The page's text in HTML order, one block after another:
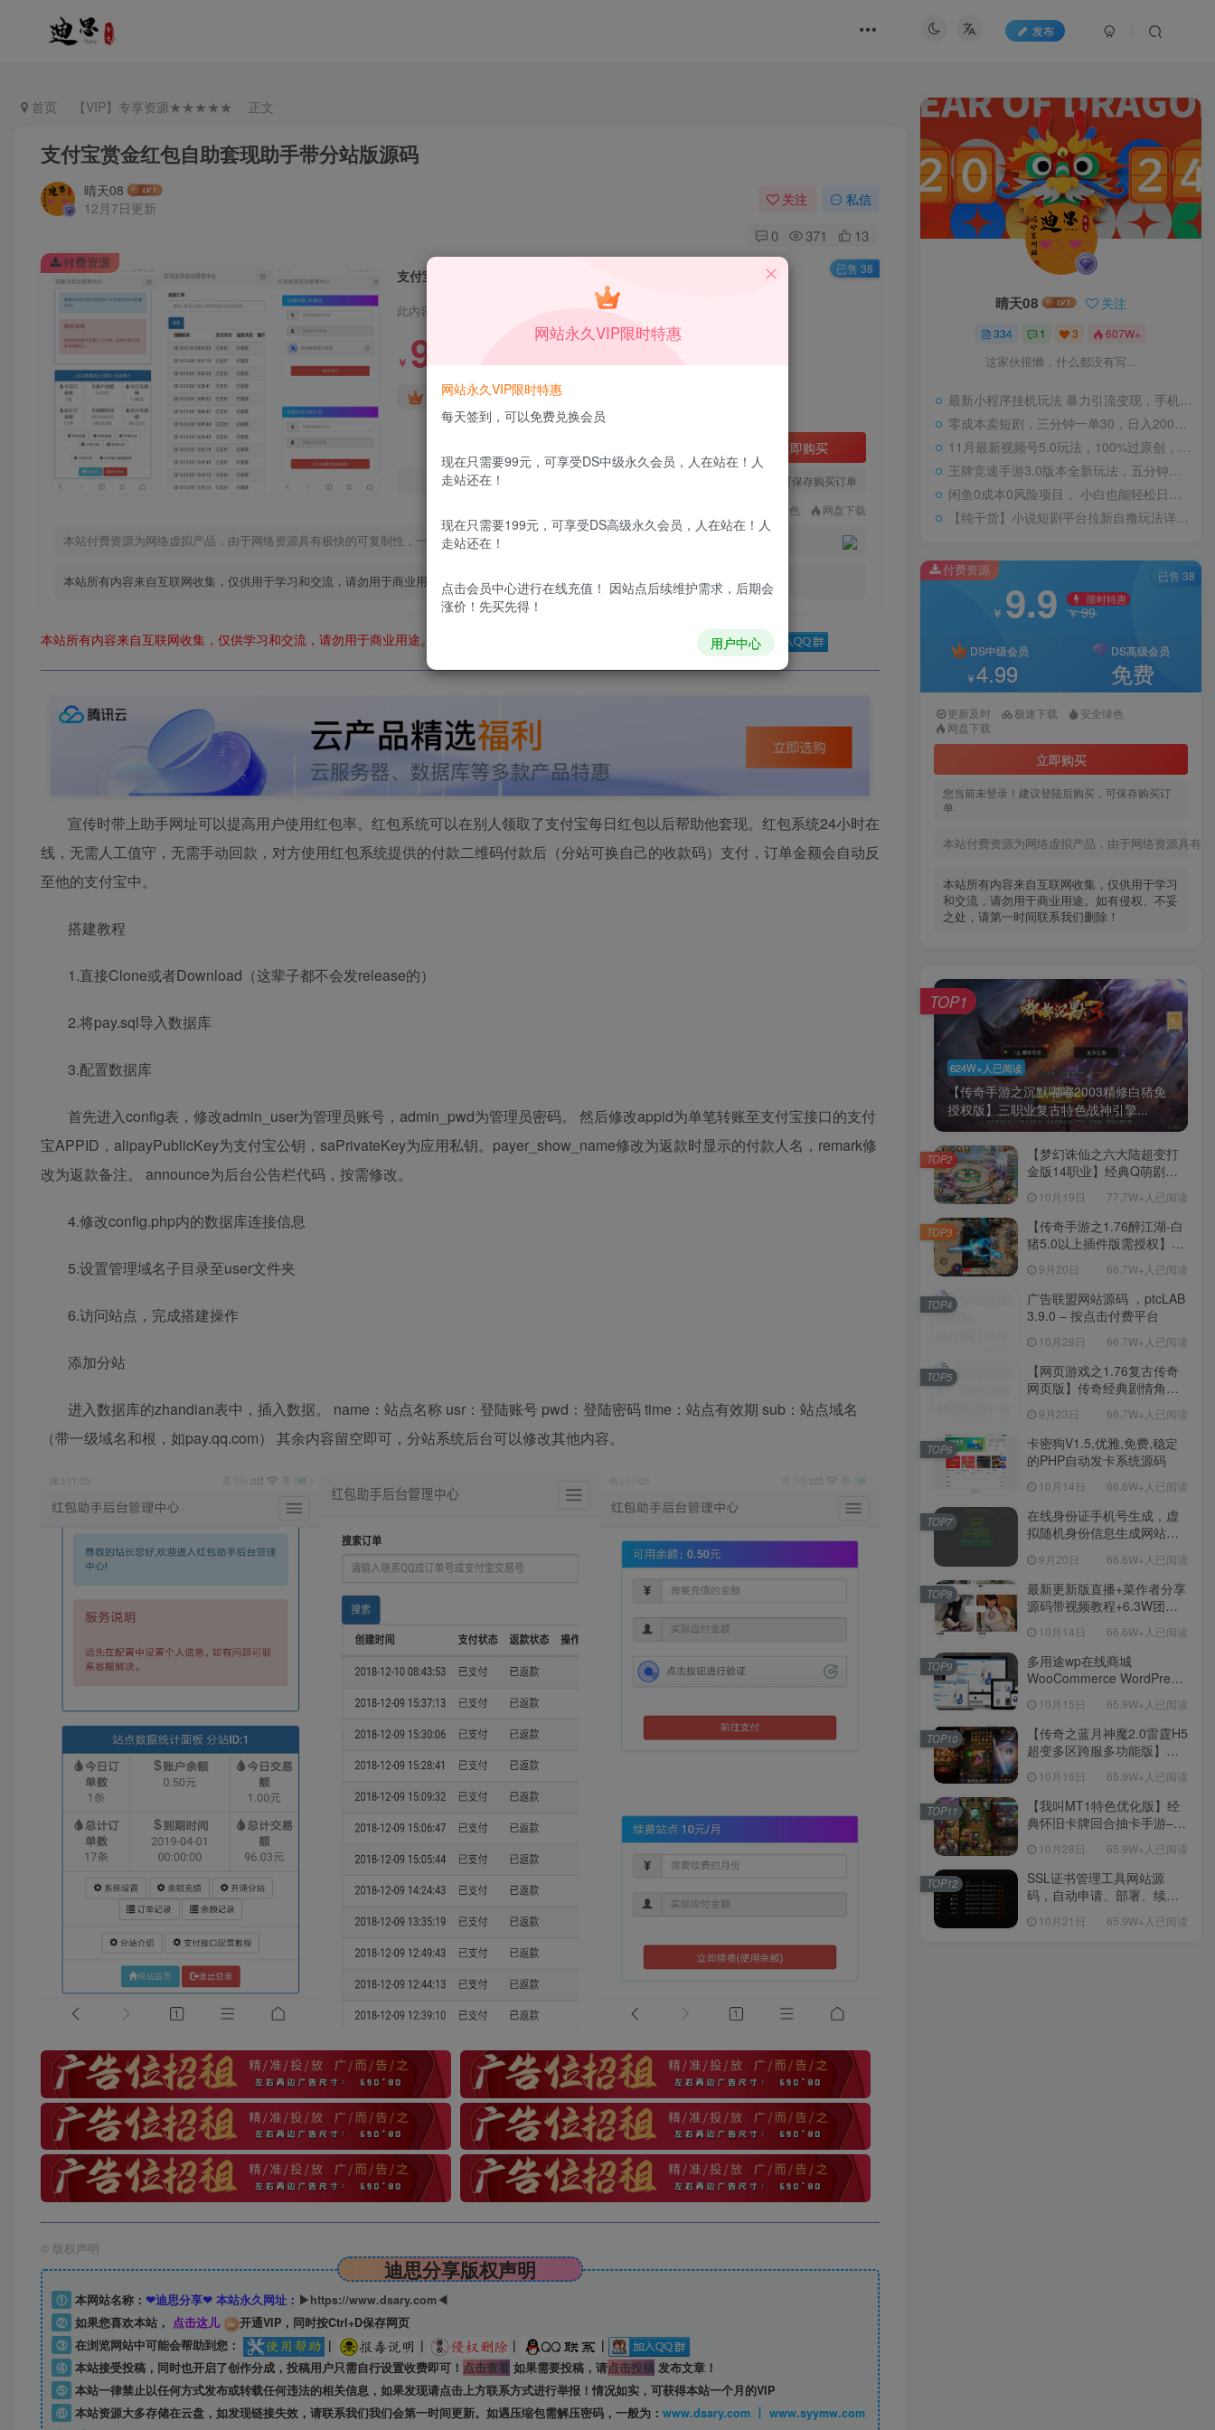
发布
首页 【VIP】专享资源★★★★★ 正文
支付宝赏金红包自助套现助手带分站版源码
晴天08
12月7日更新
关注 私信
0 371 13
支付宝赏金红包自助套现助手带分站版源码
此内容为付费资源，请付费后查看
￥ 9.9 ￥99
DS中级会员￥4.99
立即购买
您当前未登录！建议登陆后购买，可保存购买订单
安全绿色 网盘下载
本站付费资源为网络虚拟产品，由于网络资源具有极快的可复制性，一经出售不予退款，购买如有疑问请及时联系站长QQ：
本站所有内容来自互联网收集，仅供用于学习和交流，请勿用于商业用途。如有侵权、不妥之处，请第一时间联系我们删除！
付费资源 已售 38
本站所有内容来自互联网收集，仅供学习和交流，请勿用于商业用途。如有侵权、不妥之处，请第一时间联系我们删除！ Q群：
宣传时带上助手网址可以提高用户使用红包率。红包系统可以在别人领取了支付宝每日红包以后帮助他套现。红包系统24小时在
线，无需人工值守，无需手动回款，对方使用红包系统提供的付款二维码付款后（分站可换自己的收款码）支付，订单金额会自动反
至他的支付宝中。
搭建教程
1.直接Clone或者Download（这辈子都不会发release的）
2.将pay.sql导入数据库
3.配置数据库
首先进入config表，修改admin_user为管理员账号，admin_pwd为管理员密码。 然后修改appid为单笔转账至支付宝接口的支付
宝APPID，alipayPublicKey为支付宝公钥，saPrivateKey为应用私钥。payer_show_name修改为返款时显示的付款人名，remark修
改为返款备注。 announce为后台公告栏代码，按需修改。
4.修改config.php内的数据库连接信息
5.设置管理域名子目录至user文件夹
6.访问站点，完成搭建操作
添加分站
进入数据库的zhandian表中，插入数据。 name：站点名称 usr：登陆账号 pwd：登陆密码 time：站点有效期 sub：站点域名
（带一级域名和根，如pay.qq.com） 其余内容留空即可，分站系统后台可以修改其他内容。
© 版权声明
迪思分享版权声明
① 本网站名称： ❤迪思分享❤ 本站永久网址： ▶https://www.dsary.com◀
② 如果您喜欢本站， 点击这儿
开通VIP，同时按Ctrl+D保存网页
③ 在浏览网站中可能会帮助到您： | | |
|
④ 本站接受投稿，同时也开启了创作分成，投稿用户只需自行设置收费即可！ 点击查看如果需要投稿，请点击投稿发布文章！
⑤ 本站一律禁止以任何方式发布或转载任何违法的相关信息，如果发现请点击上方联系方式进行举报！情况如实，可获得本站一个月的VIP
⑥ 本站资源大多存储在云盘，如发现链接失效，请联系我们我们会第一时间更新。如遇压缩包需解压密码，一般为：
www.dsary.com 丨 www.syymw.com
晴天08 关注
334 1 3 607W+
这家伙很懒，什么都没有写...
最新小程序挂机玩法 暴力引流变现，手机操作日入900+，操作简单，当天见收益
零成本卖短剧，三分钟一单30，日入2000＋，一部手机操作即可（附全网短剧资源）
11月最新视频号5.0玩法，100%过原创，小白轻松月入5位数
王牌竞速手游3.0版本全新玩法，五分钟单个视频600+，变现简单，日入1500+，来就搞钱！
闲鱼0成本0风险项目， 小白也能轻松日入1000+简单易上手
【纯干货】小说短剧平台拉新自撸玩法详解-单人轻松日入500+
付费资源
￥ 9.9 限时特惠
￥99
DS中级会员
￥4.99
DS高级会员
免费
更新及时 极速下载
安全绿色
网盘下载
立即购买
您当前未登录！建议登陆后购买，可保存购买订
单
本站付费资源为网络虚拟产品，由于网络资源具有
本站所有内容来自互联网收集，仅供用于学习
和交流，请勿用于商业用途。如有侵权、不妥
之处，请第一时间联系我们删除！
已售 38
624W+人已阅读
【传奇手游之沉默嘟嘟2003精修白猪免
授权版】三职业复古特色战神引擎...
TOP1
【梦幻诛仙之六大陆超变打
金版14职业】经典Q萌剧情
Linux服务端源码视频架设教
程-新版多功能GM网页后台
工具-安卓苹果IOS双端版
本！
10月19日 77.7W+人已阅读
TOP2
【传奇手游之1.76醉江湖-白
猪5.0以上插件版需授权】三
手游-Win服务端源码视频架
设教程-新版GM多功能网页
授权物品后台-九层妖塔-法宠
直冲网页后台-安卓苹果IOS
双端版本！
9月20日 66.7W+人已阅读
TOP3
广告联盟网站源码 ，ptcLAB
3.9.0 – 按点击付费平台
10月28日 66.7W+人已阅读
TOP4
【网页游戏之1.76复古传奇
网页版】传奇经典剧情角色
扮演网页游戏-一键单机-打包
Win服务端源码视频架设教
程！
9月23日 66.7W+人已阅读
TOP5
卡密狗V1.5,优雅,免费,稳定
的PHP自动发卡系统源码
10月14日 66.6W+人已阅读
TOP6
在线身份证手机号生成，虚
拟随机身份信息生成网站源
9月20日 66.6W+人已阅读
TOP7
最新更新版直播+菜作者分享
源码带视频教程+6.3W团购
【源码+教程】
10月14日 66.6W+人已阅读
TOP8
多用途wp在线商城
WooCommerce WordPress
10月15日 65.9W+人已阅读
TOP9
【传奇之蓝月神魔2.0雷霆H5
超变多区跨服多功能版】三
理单机一键即玩镜像端-打包
Linux服务端源码-视频架设
教程
10月16日 65.9W+人已阅读
TOP10
【我叫MT1特色优化版】经
典怀旧卡牌回合抽卡手游–打
教程-多功能GM后台工具-网
页注册-安卓版本！
10月28日 65.9W+人已阅读
TOP11
SSL证书管理工具网站源
码，自动申请、部署、续期
10月21日 65.9W+人已阅读
TOP12
网站永久VIP限时特惠
网站永久VIP限时特惠
每天签到，可以免费兑换会员
现在只需要99元，可享受DS中级永久会员，人在站在！人
走站还在！
现在只需要199元，可享受DS高级永久会员，人在站在！人
走站还在！
点击会员中心进行在线充值！ 因站点后续维护需求，后期会
涨价！先买先得！
用户中心